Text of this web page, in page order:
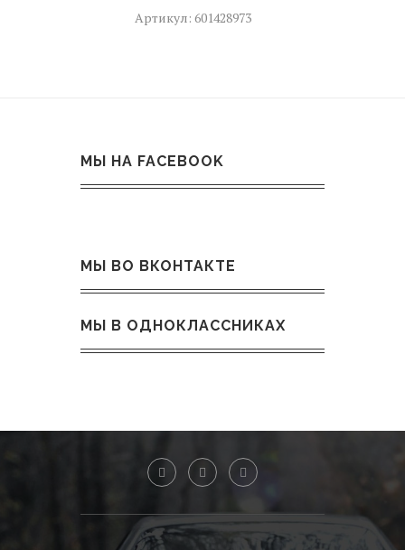
ES350
GSZ10
Артикул: 601428973
МЫ НА FACEBOOK
МЫ ВО ВКОНТАКТЕ
МЫ В ОДНОКЛАССНИКАХ